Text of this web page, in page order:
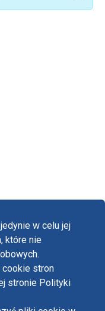
w celu jej
które nie
cookie stron
stronie Polityki